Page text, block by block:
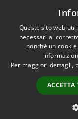
Dichiarazione
Accessibilità
Questo sito web
necessari al
nonché un
Per maggiori dettagli,
ACCETTA